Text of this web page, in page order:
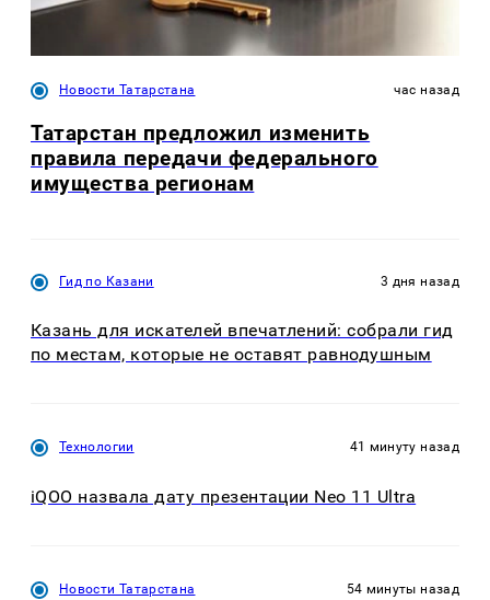
Новости Татарстана час назад
Татарстан предложил изменить
правила передачи федерального
имущества регионам
Гид по Казани 3 дня назад
Казань для искателей впечатлений: собрали гид
по местам, которые не оставят равнодушным
Технологии 41 минуту назад
iQOO назвала дату презентации Neo 11 Ultra
Новости Татарстана 54 минуты назад